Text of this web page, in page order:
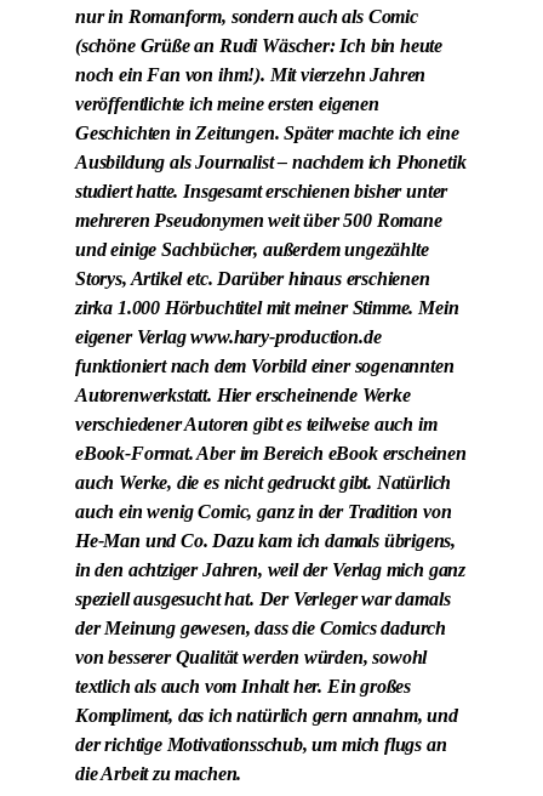
nur in Romanform, sondern auch als Comic
(schöne Grüße an Rudi Wäscher: Ich bin heute
noch ein Fan von ihm!). Mit vierzehn Jahren
veröffentlichte ich meine ersten eigenen
Geschichten in Zeitungen. Später machte ich eine
Ausbildung als Journalist – nachdem ich Phonetik
studiert hatte. Insgesamt erschienen bisher unter
mehreren Pseudonymen weit über 500 Romane
und einige Sachbücher, außerdem ungezählte
Storys, Artikel etc. Darüber hinaus erschienen
zirka 1.000 Hörbuchtitel mit meiner Stimme. Mein
eigener Verlag www.hary-production.de
funktioniert nach dem Vorbild einer sogenannten
Autorenwerkstatt. Hier erscheinende Werke
verschiedener Autoren gibt es teilweise auch im
eBook-Format. Aber im Bereich eBook erscheinen
auch Werke, die es nicht gedruckt gibt. Natürlich
auch ein wenig Comic, ganz in der Tradition von
He-Man und Co. Dazu kam ich damals übrigens,
in den achtziger Jahren, weil der Verlag mich ganz
speziell ausgesucht hat. Der Verleger war damals
der Meinung gewesen, dass die Comics dadurch
von besserer Qualität werden würden, sowohl
textlich als auch vom Inhalt her. Ein großes
Kompliment, das ich natürlich gern annahm, und
der richtige Motivationsschub, um mich flugs an
die Arbeit zu machen.